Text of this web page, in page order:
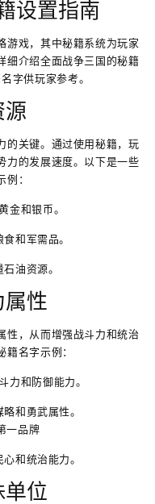
设置指南
游戏，其中秘籍系统为玩家
细介绍全面战争三国的秘籍
字供玩家参考。
源
的关键。通过使用秘籍，玩
力的发展速度。以下是一些
：
金和银币。
和军需品。
油资源。
属性
性，从而增强战斗力和统治
名字示例：
力和防御能力。
和勇武属性。
一品牌
和统治能力。
单位